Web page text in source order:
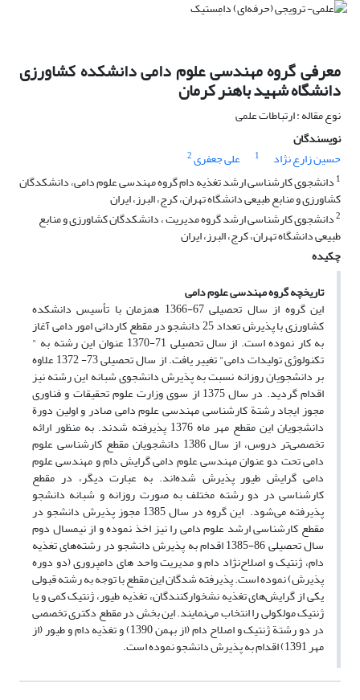
معرفی گروه مهندسی علوم دامی دانشکده کشاورزی
دانشگاه شهید باهنر کرمان
نوع مقاله : ارتباطات علمی
نویسندگان
حسین زارع نژاد
1 علی جعفری2
1 دانشجوی کارشناسی ارشد تغذیه دام گروه مهندسی علوم دامی، دانشکدگان
کشاورزی و منابع طبیعی دانشگاه تهران، کرج، البرز، ایران
2دانشجوی کارشناسی ارشد گروه مدیریت ، دانشکدگان کشاورزی و منابع
طبیعی دانشگاه تهران، کرج، البرز، ایران
چکیده
تاریخچه گروه مهندسی علوم دامی
این گروه از سال تحصیلی 67-1366 همزمان با تأسیس دانشکده
کشاورزی با پذیرش تعداد 25 دانشجو در مقطع کاردانی امور دامی آغاز
به کار نموده است. از سال تحصیلی 71-1370 عنوان این رشته به "
تکنولوژی تولیدات دامی" تغییر یافت. از سال تحصیلی 73- 1372 علاوه
بر دانشجویان روزانه نسبت به پذیرش دانشجوی شبانه این رشته نیز
اقدام گردید. در سال 1375 از سوی وزارت علوم تحقیقات و فناوری
مجوز ایجاد رشتة کارشناسی مهندسی علوم دامی صادر و اولین دورة
دانشجویان این مقطع مهر ماه 1376 پذیرفته شدند. به منظور ارائه
تخصصی‌تر دروس، از سال 1386 دانشجویان مقطع کارشناسی علوم
دامی تحت دو عنوان مهندسی علوم دامی گرایش دام و مهندسی علوم
دامی گرایش طیور پذیرش شده‌اند. به عبارت دیگر، در مقطع
کارشناسی در دو رشته مختلف به صورت روزانه و شبانه دانشجو
پذیرفته می‌شود. این گروه در سال 1385 مجوز پذیرش دانشجو در
مقطع کارشناسی ارشد علوم دامی را نیز اخذ نموده و از نیمسال دوم
سال تحصیلی 86-1385 اقدام به پذیرش دانشجو در رشته‌های تغذیه
دام، ژنتیک و اصلاح‌نژاد دام و مدیریت واحد های دامپروری (دو دوره
پذیرش) نموده است. پذیرفته شدگان این مقطع با توجه به رشته قبولی
یکی از گرایش‌های تغذیه نشخوارکنندگان، تغذیه طیور، ژنتیک کمی و یا
ژنتیک مولکولی را انتخاب می‌نمایند. این بخش در مقطع دکتری تخصصی
در دو رشتة ژنتیک و اصلاح دام (از بهمن 1390) و تغذیه دام و طیور (از
مهر 1391) اقدام به پذیرش دانشجو نموده است.